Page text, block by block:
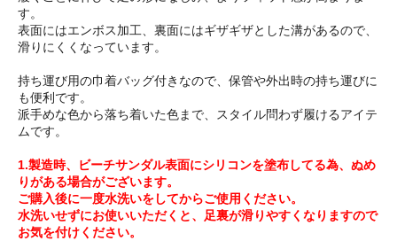
す。
表面にはエンボス加工、裏面にはギザギザとした溝があるので、
滑りにくくなっています。
持ち運び用の巾着バッグ付きなので、保管や外出時の持ち運びに
も便利です。
派手めな色から落ち着いた色まで、スタイル問わず履けるアイテ
ムです。
1.製造時、ビーチサンダル表面にシリコンを塗布してる為、ぬめ
りがある場合がございます。
ご購入後に一度水洗いをしてからご使用ください。
水洗いせずにお使いいただくと、足裏が滑りやすくなりますので
お気を付けください。